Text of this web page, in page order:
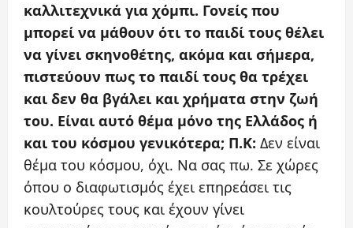
καλλιτεχνικά για χόμπι. Γονείς που
μπορεί να μάθουν ότι το παιδί τους θέλει
να γίνει σκηνοθέτης, ακόμα και σήμερα,
πιστεύουν πως το παιδί τους θα τρέχει
και δεν θα βγάλει και χρήματα στην ζωή
του. Είναι αυτό θέμα μόνο της Ελλάδος ή
και του κόσμου γενικότερα; Π.Κ: Δεν είναι
θέμα του κόσμου, όχι. Να σας πω. Σε χώρες
όπου ο διαφωτισμός έχει επηρεάσει τις
κουλτούρες τους και έχουν γίνει